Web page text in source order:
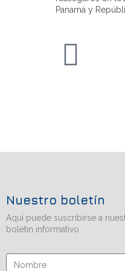
Panamá y
Nuestro boletín
Aquí puede suscribirse a
boletín informativo.